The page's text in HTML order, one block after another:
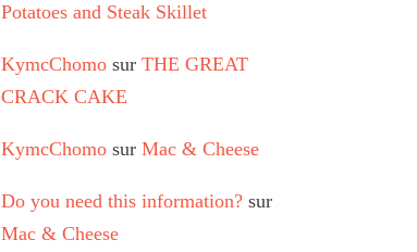
Potatoes and Steak Skillet
KymcChomo sur THE GREAT
CRACK CAKE
KymcChomo sur Mac & Cheese
Do you need this information? sur
Mac & Cheese